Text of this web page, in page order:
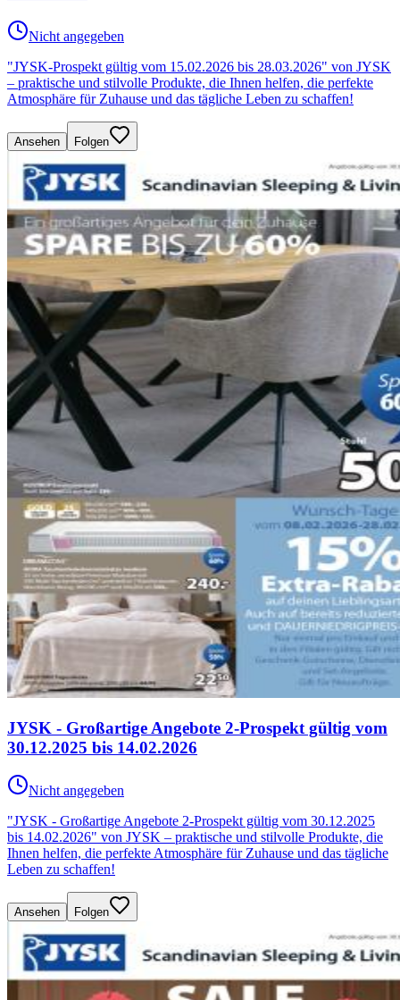
Nicht angegeben
"JYSK-Prospekt gültig vom 15.02.2026 bis 28.03.2026" von JYSK
– praktische und stilvolle Produkte, die Ihnen helfen, die perfekte
Atmosphäre für Zuhause und das tägliche Leben zu schaffen!
Ansehen Folgen
JYSK - Großartige Angebote 2-Prospekt gültig vom
30.12.2025 bis 14.02.2026
Nicht angegeben
"JYSK - Großartige Angebote 2-Prospekt gültig vom 30.12.2025
bis 14.02.2026" von JYSK – praktische und stilvolle Produkte, die
Ihnen helfen, die perfekte Atmosphäre für Zuhause und das tägliche
Leben zu schaffen!
Ansehen Folgen